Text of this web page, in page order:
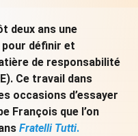
deux ans une
définir et
de responsabilité
Ce travail dans
occasions d’essayer
François que l’on
Fratelli Tutti.